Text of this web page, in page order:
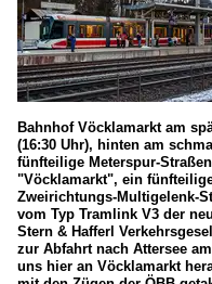
Bahnhof Vöcklamarkt am
(16:30 Uhr), hinten am
fünfteilige Meterspur-
"Vöcklamarkt", ein
Zweirichtungs-Multigelenk-
vom Typ Tramlink V3 der
Stern & Hafferl
zur Abfahrt nach Attersee
uns hier an Vöcklamarkt